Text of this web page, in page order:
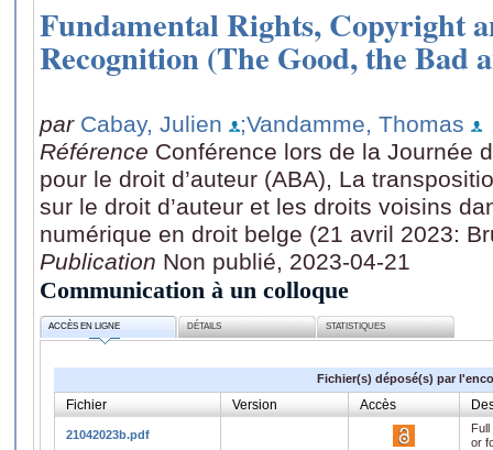
Fundamental Rights, Copyright
Recognition (The Good, the Bad
par Cabay, Julien
;Vandamme, Thomas
Référence Conférence lors de la Journée
pour le droit d’auteur (ABA), La
sur le droit d’auteur et les droits voisins
numérique en droit belge (21 avril 2023:
Publication Non publié, 2023-04-21
Communication à un colloque
ACCÈS EN LIGNE DÉTAILS STATISTIQUES
Fichier(s) déposé(s) par
Fichier Version Accès
21042023b.pdf
or